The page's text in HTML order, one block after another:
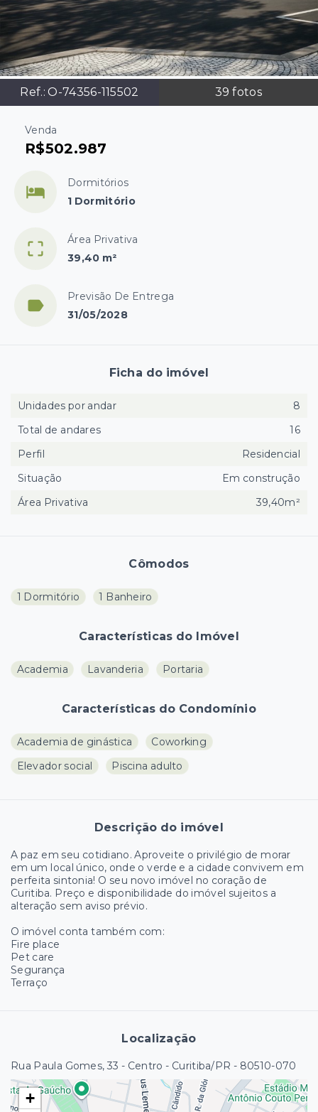
Ref.:O-74356-115502 39 fotos
Venda
R$502.987
Dormitórios
1 Dormitório
Área Privativa
39,40 m²
Previsão De Entrega
31/05/2028
Cômodos
1 Dormitório 1 Banheiro
Características do Imóvel
Academia Lavanderia Portaria
Características do Condomínio
Academia de ginástica
Coworking
Elevador social
Piscina adulto
Descrição do imóvel
A paz em seu cotidiano. Aproveite o privilégio de morar
em um local único, onde o verde e a cidade convivem em
perfeita sintonia! O seu novo imóvel no coração de
Curitiba. Preço e disponibilidade do imóvel sujeitos a
alteração sem aviso prévio.
O imóvel conta também com:
Fire place
Pet care
Segurança
Terraço
Localização
Rua Paula Gomes, 33 - Centro - Curitiba/PR - 80510-070
+
Ficha do imóvel
Unidades por andar
8
Total de andares
16
Perfil
Residencial
Situação
Em construção
Área Privativa
39,40m²